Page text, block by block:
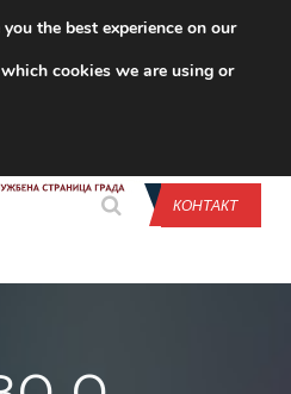
CONTACT US
КОНТАКТ
the best experience on our
cookies we are using or